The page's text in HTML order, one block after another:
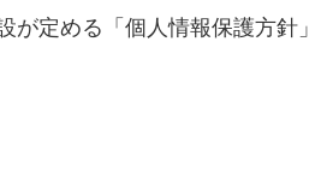
が定める「個人情報保護方針